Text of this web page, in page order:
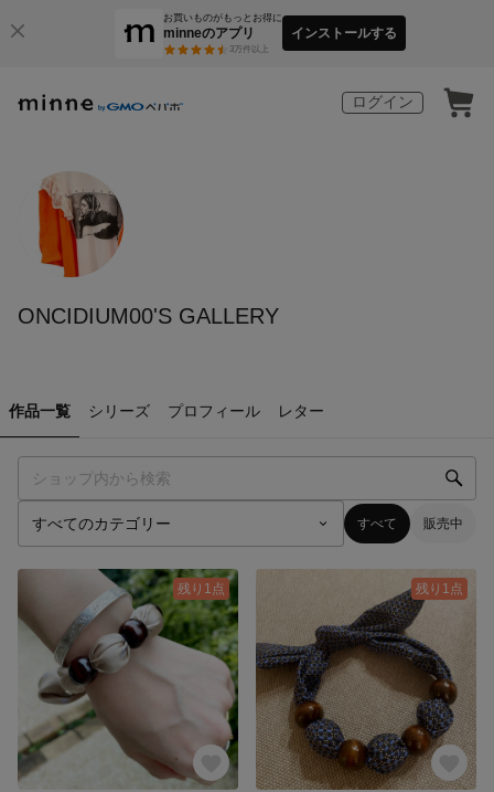
お買いものがもっとお得に
minneのアプリ
3万件以上
インストールする
ログイン
ONCIDIUM00'S GALLERY
作品一覧 シリーズ プロフィール レター
すべて 販売中
残り1点 残り1点